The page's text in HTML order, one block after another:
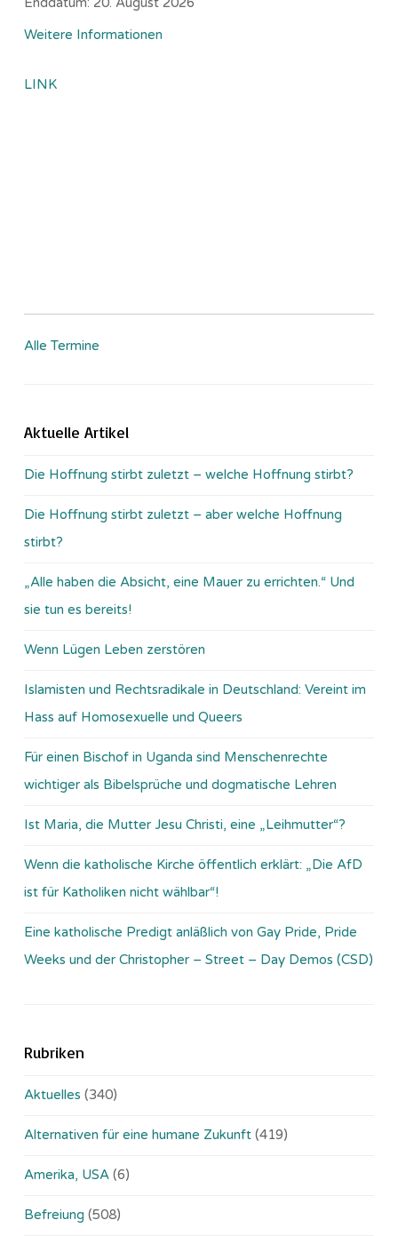
Weitere Informationen
LINK
Alle Termine
Aktuelle Artikel
Die Hoffnung stirbt zuletzt – welche Hoffnung stirbt?
Die Hoffnung stirbt zuletzt – aber welche Hoffnung
stirbt?
„Alle haben die Absicht, eine Mauer zu errichten.“ Und
sie tun es bereits!
Wenn Lügen Leben zerstören
Islamisten und Rechtsradikale in Deutschland: Vereint im
Hass auf Homosexuelle und Queers
Für einen Bischof in Uganda sind Menschenrechte
wichtiger als Bibelsprüche und dogmatische Lehren
Ist Maria, die Mutter Jesu Christi, eine „Leihmutter“?
Wenn die katholische Kirche öffentlich erklärt: „Die AfD
ist für Katholiken nicht wählbar“!
Eine katholische Predigt anläßlich von Gay Pride, Pride
Weeks und der Christopher – Street – Day Demos (CSD)
Rubriken
Aktuelles (340)
Alternativen für eine humane Zukunft (419)
Amerika, USA (6)
Befreiung (508)